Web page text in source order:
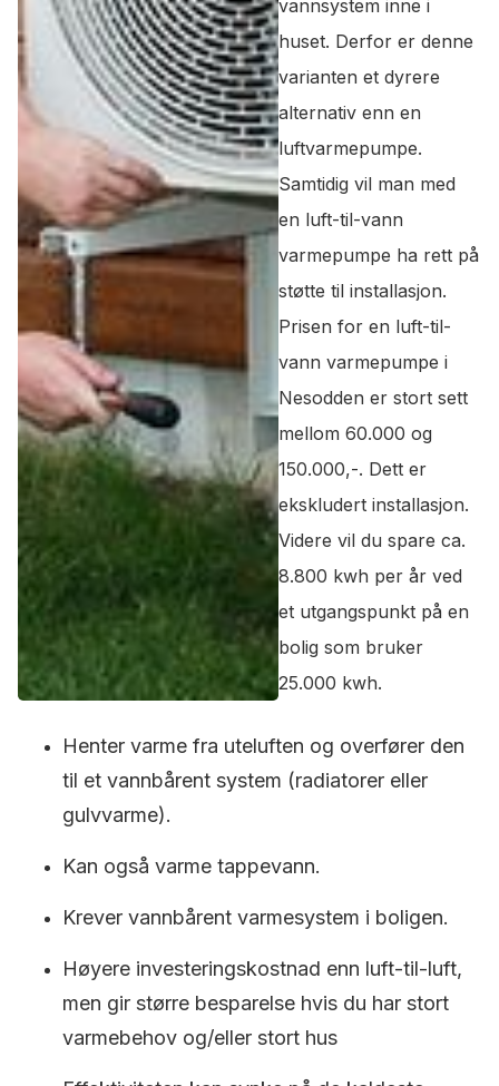
vannsystem inne i
huset. Derfor er denne
varianten et dyrere
alternativ enn en
luftvarmepumpe.
Samtidig vil man med
en luft-til-vann
varmepumpe ha rett på
støtte til installasjon.
Prisen for en luft-til-
vann varmepumpe i
Nesodden er stort sett
mellom 60.000 og
150.000,-. Dett er
ekskludert installasjon.
Videre vil du spare ca.
8.800 kwh per år ved
et utgangspunkt på en
bolig som bruker
25.000 kwh.
Henter varme fra uteluften og overfører den
til et vannbårent system (radiatorer eller
gulvvarme).
Kan også varme tappevann.
Krever vannbårent varmesystem i boligen.
Høyere investeringskostnad enn luft-til-luft,
men gir større besparelse hvis du har stort
varmebehov og/eller stort hus